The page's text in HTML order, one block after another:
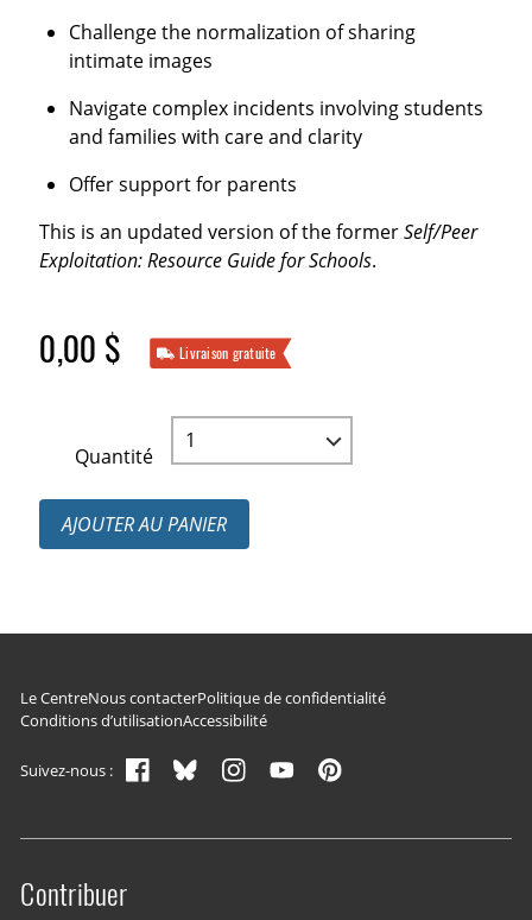
Challenge the normalization of sharing
intimate images
Navigate complex incidents involving students
and families with care and clarity
Offer support for parents
This is an updated version of the formerSelf/Peer
Exploitation: Resource Guide for Schools.
0,00 $ Livraison gratuite
Quantité
AJOUTER AU PANIER
Navigation du pied de page
Le CentreNous contacterPolitique de confidentialité
Conditions d’utilisationAccessibilité
Suivez-nous :
Site menu
Contribuer